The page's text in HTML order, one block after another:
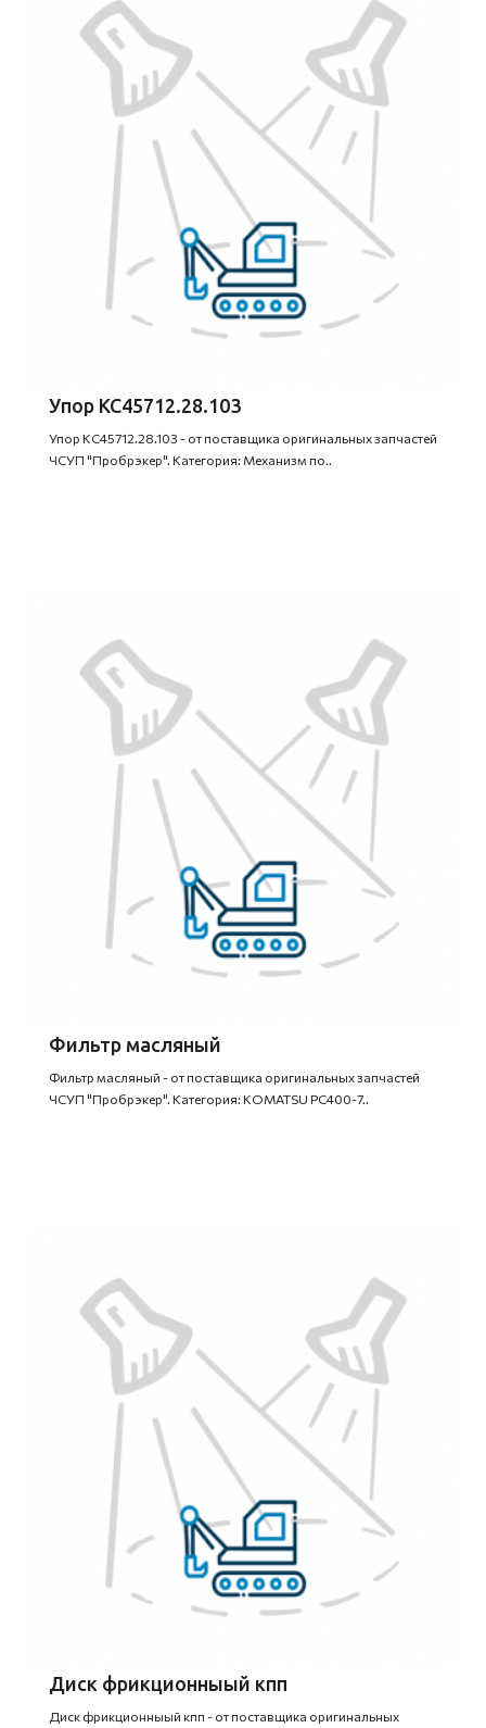
Упор КС45712.28.103
Упор КС45712.28.103 - от поставщика оригинальных запчастей
ЧСУП "Пробрэкер". Категория: Механизм по..
Фильтр масляный
Фильтр масляный - от поставщика оригинальных запчастей
ЧСУП "Пробрэкер". Категория: KOMATSU PC400-7..
Диск фрикционныый кпп
Диск фрикционныый кпп - от поставщика оригинальных